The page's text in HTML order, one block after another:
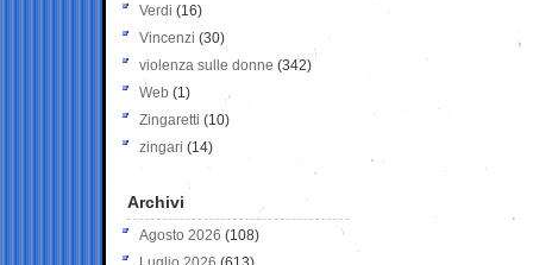
Verdi (16)
Vincenzi (30)
violenza sulle donne (342)
Web (1)
Zingaretti (10)
zingari (14)
Archivi
Agosto 2026 (108)